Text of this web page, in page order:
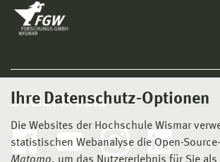
Ihre Datenschutz-Optionen
Die Websites der Hochschule Wismar
statistischen Webanalyse die Open-
Social Media